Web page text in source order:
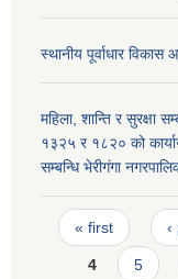
स्थानीय पूर्वाधार
महिला, शान्ति र सुरक्षा
१३२५ र १८२० को
सम्बन्धि भेरीगंगा
Pages
« first
4 5